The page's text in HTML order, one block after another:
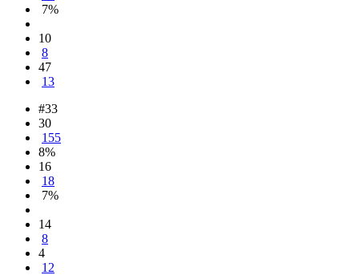
7%
10
8
47
13
#33
30
155
8%
16
18
7%
14
8
4
12